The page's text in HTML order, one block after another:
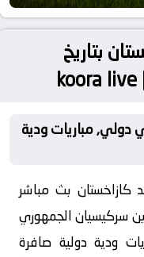
بتاريخ
دولي, مباريات ودية
كازاخستان بث مباشر
فازكين سركيسيان الجمهوري
ودية دولية صافرة